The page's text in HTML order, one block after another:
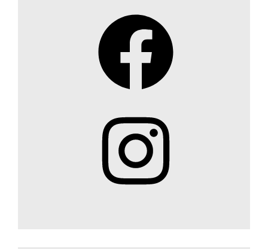
Facebook
Instagram